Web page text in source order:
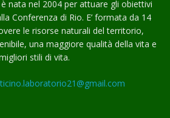
nata nel 2004 per attuare gli obiettivi
Conferenza di Rio. E’ formata da 14
le risorse naturali del territorio,
una maggiore qualità della vita e
stili di vita.